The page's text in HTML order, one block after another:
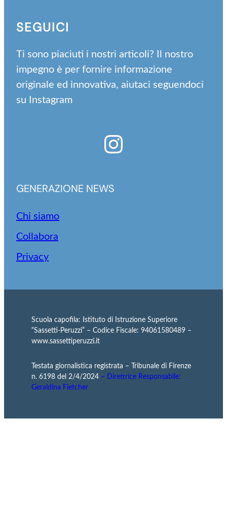
SEGUICI
Ti sono piaciuti i nostri articoli? Il nostro
impegno è per fornire informazione
originale ed innovativa, aiutaci seguendoci
su Instagram
Instagram
GENERAZIONE NEWS
Chi siamo
Collabora
Privacy
Scuola capofila: Istituto di Istruzione Superiore
“Sassetti-Peruzzi” – Codice Fiscale: 94061580489 –
www.sassettiperuzzi.it
Testata giornalistica registrata – Tribunale di Firenze
n. 6198 del 2/4/2024 – Direttrice Responsabile:
Geraldina Fietcher